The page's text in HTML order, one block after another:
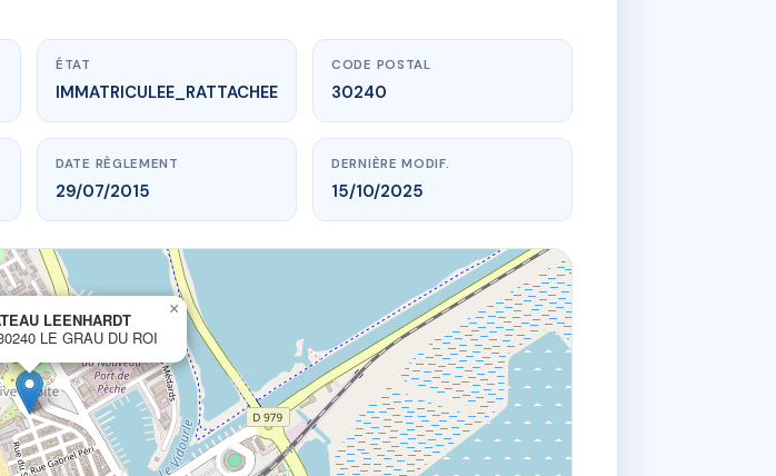
ÉTAT
IMMATRICULEE_RATTACHEE
CODE POSTAL
30240
DATE RÈGLEMENT
29/07/2015
DERNIÈRE MODIF.
15/10/2025
LEENHARDT
LE GRAU DU ROI
×